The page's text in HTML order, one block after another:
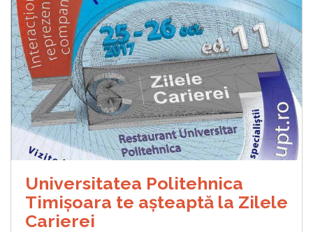
Universitatea Politehnica
Timișoara te așteaptă la Zilele
Carierei